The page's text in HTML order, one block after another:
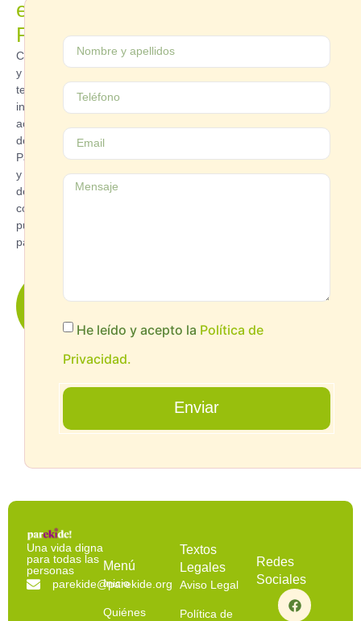
en
Parekide
Contáctanos
y
te
informaremos
acerca
de
Parekide
y
de
como
puedes
participar.
Saber
Más?He leído y acepto la Política de
Privacidad.
Enviar
Una vida digna
para todas las
personas
parekide@parekide.org
Menú
Inicio
Quiénes
Textos
Legales
Aviso Legal
Política de
Redes
Sociales